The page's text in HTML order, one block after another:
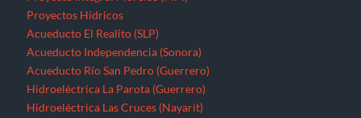
Proyectos Hídricos
Acueducto El Realito (SLP)
Acueducto Independencia (Sonora)
Acueducto Río San Pedro (Guerrero)
Hidroeléctrica La Parota (Guerrero)
Hidroeléctrica Las Cruces (Nayarit)